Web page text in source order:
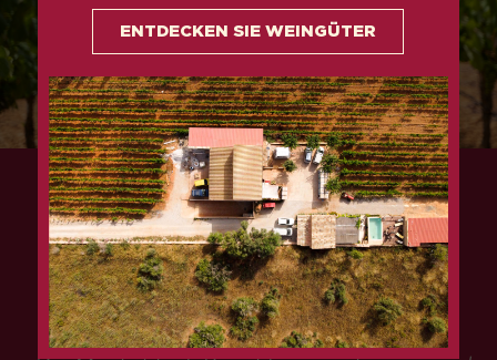
CARMEN
BARCELÓ
Verantwortlich für die Werbung
ENTDECKEN SIE WEINGÜTER